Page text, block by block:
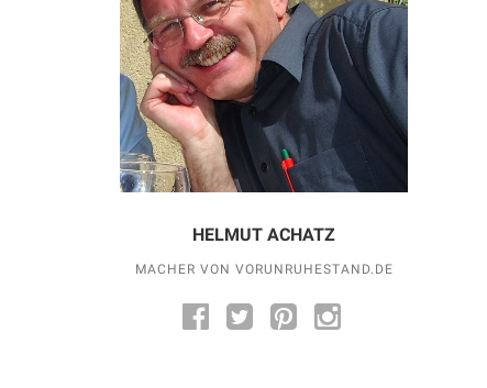
HELMUT ACHATZ
MACHER VON VORUNRUHESTAND.DE